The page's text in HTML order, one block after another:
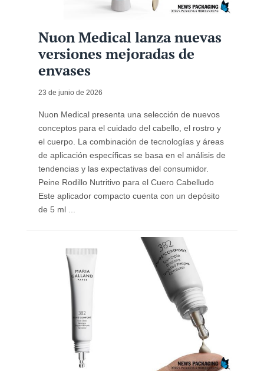
Nuon Medical lanza nuevas
versiones mejoradas de
envases
23 de junio de 2026
Nuon Medical presenta una selección de nuevos
conceptos para el cuidado del cabello, el rostro y
el cuerpo. La combinación de tecnologías y áreas
de aplicación específicas se basa en el análisis de
tendencias y las expectativas del consumidor.
Peine Rodillo Nutritivo para el Cuero Cabelludo
Este aplicador compacto cuenta con un depósito
de 5 ml ...